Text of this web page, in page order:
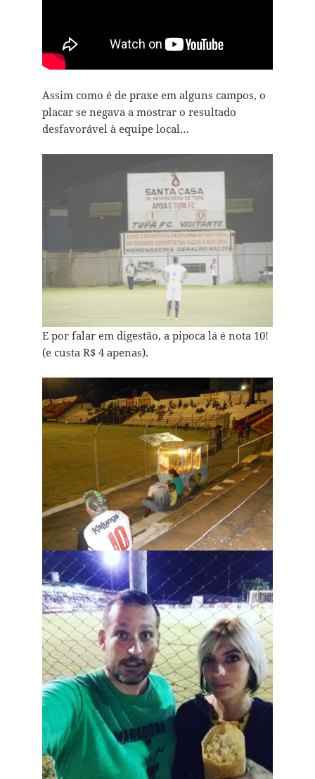
Assim como é de praxe em alguns campos, o
placar se negava a mostrar o resultado
desfavorável à equipe local…
E por falar em digestão, a pipoca lá é nota 10!
(e custa R$ 4 apenas).